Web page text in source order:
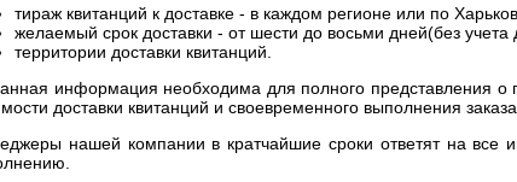
тираж квитанций к доставке - в каждом регионе или по
желаемый срок доставки - от шести до восьми дней(без
территории доставки квитанций.
информация необходима для полного представления
доставки квитанций и своевременного выполнения заказа.
нашей компании в кратчайшие сроки ответят на все